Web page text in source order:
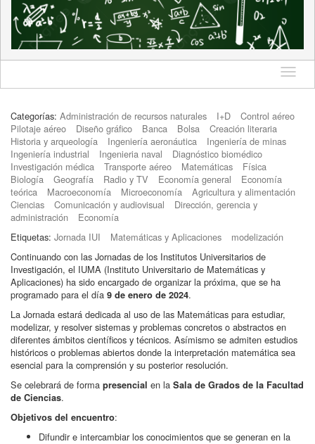
Idioma
Categorías: Administración de recursos naturales I+D
Control aéreo
Pilotaje aéreo
Diseño gráfico Banca Bolsa
Creación literaria
Historia y arqueología
Ingeniería aeronáutica
Ingeniería de minas
Ingeniería industrial
Ingenieria naval
Diagnóstico biomédico
Investigación médica
Transporte aéreo Matemáticas
Física
Biología
Geografía Radio y TV Economía general
Economía
teórica
Macroeconomía Microeconomía
Agricultura y alimentación
Ciencias
Comunicación y audiovisual
Dirección, gerencia y
administración
Economía
Etiquetas: Jornada IUI Matemáticas y Aplicaciones
modelización
Continuando con las Jornadas de los Institutos Universitarios de
Investigación, el IUMA (Instituto Universitario de Matemáticas y
Aplicaciones) ha sido encargado de organizar la próxima, que se ha
programado para el día 9 de enero de 2024.
La Jornada estará dedicada al uso de las Matemáticas para estudiar,
modelizar, y resolver sistemas y problemas concretos o abstractos en
diferentes ámbitos científicos y técnicos. Asímismo se admiten estudios
históricos o problemas abiertos donde la interpretación matemática sea
esencial para la comprensión y su posterior resolución.
Se celebrará de forma presencial en la Sala de Grados de la Facultad
de Ciencias.
Objetivos del encuentro:
Difundir e intercambiar los conocimientos que se generan en la